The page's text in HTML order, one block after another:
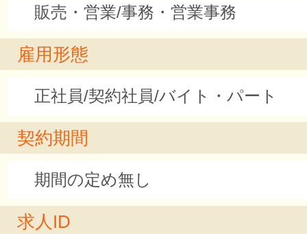
販売・営業/事務・営業事務
雇用形態
正社員/契約社員/バイト・パート
契約期間
期間の定め無し
求人ID